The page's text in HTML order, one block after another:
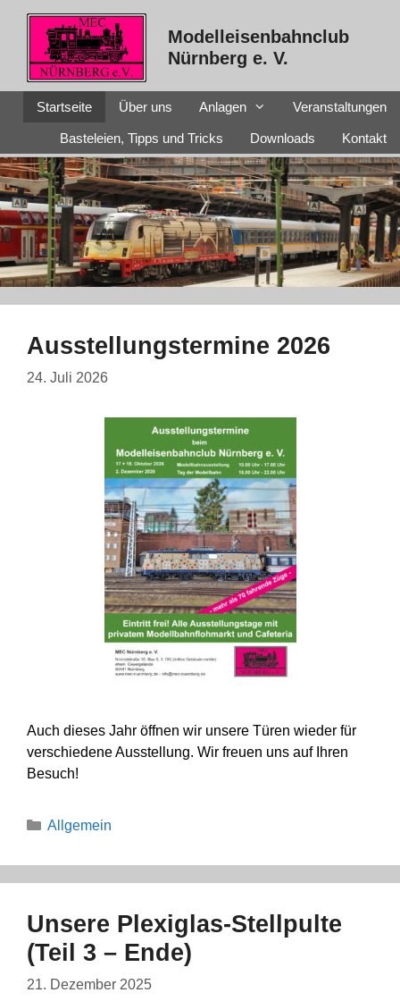
springen
Modelleisenbahnclub
Nürnberg e. V.
Startseite Über uns Anlagen Veranstaltungen
Basteleien, Tipps und Tricks Downloads Kontakt
Ausstellungstermine 2026
24. Juli 2026
Auch dieses Jahr öffnen wir unsere Türen wieder für
verschiedene Ausstellung. Wir freuen uns auf Ihren
Besuch!
Kategorien
Allgemein
Unsere Plexiglas-Stellpulte
(Teil 3 – Ende)
21. Dezember 2025